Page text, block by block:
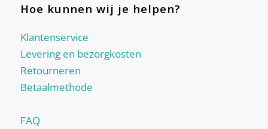
Hoe kunnen wij je helpen?
Klantenservice
Levering en bezorgkosten
Retourneren
Betaalmethode
FAQ